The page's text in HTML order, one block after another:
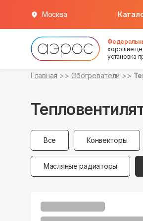
Москва
хорошие
установка
Главная Обогреватели
Все Конвекторы
Масляные радиаторы